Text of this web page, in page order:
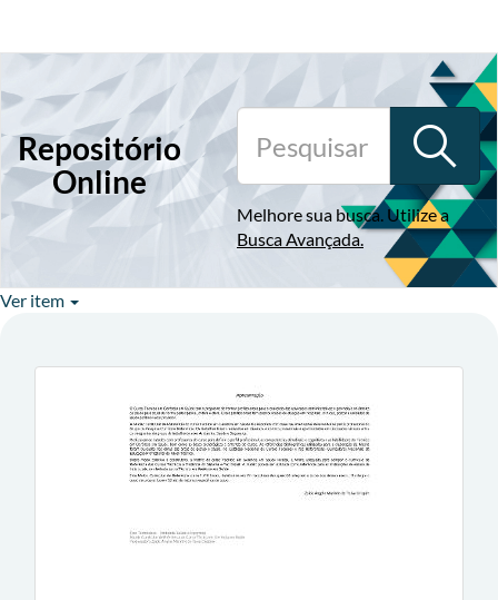
Repositório
Online
Melhore sua busca. Utilize a
Busca Avançada.
Ver item